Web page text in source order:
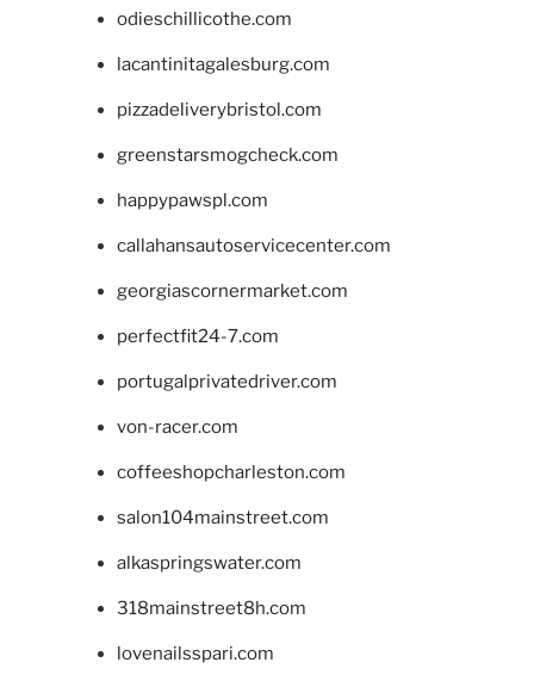
odieschillicothe.com
lacantinitagalesburg.com
pizzadeliverybristol.com
greenstarsmogcheck.com
happypawspl.com
callahansautoservicecenter.com
georgiascornermarket.com
perfectfit24-7.com
portugalprivatedriver.com
von-racer.com
coffeeshopcharleston.com
salon104mainstreet.com
alkaspringswater.com
318mainstreet8h.com
lovenailsspari.com